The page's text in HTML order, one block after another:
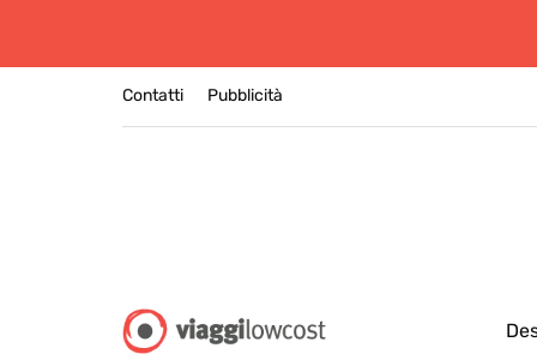
Contatti Pubblicità